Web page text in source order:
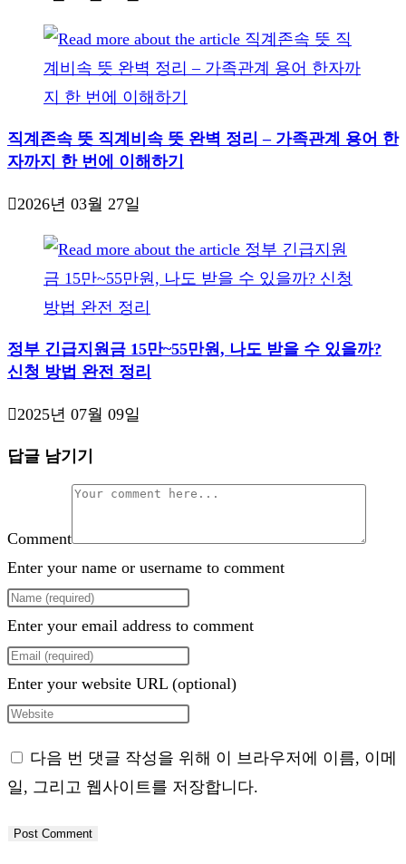
직계존속 뜻 직계비속 뜻 완벽 정리 – 가족관계 용어 한
자까지 한 번에 이해하기
2026년 03월 27일
정부 긴급지원금 15만~55만원, 나도 받을 수 있을까?
신청 방법 완전 정리
2025년 07월 09일
답글 남기기
Comment
Enter your name or username to comment
Enter your email address to comment
Enter your website URL (optional)
다음 번 댓글 작성을 위해 이 브라우저에 이름, 이메
일, 그리고 웹사이트를 저장합니다.